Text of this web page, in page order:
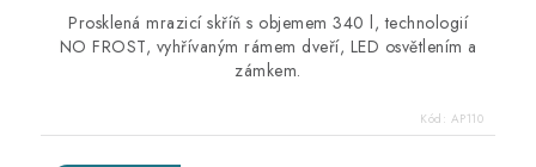
Prosklená mrazicí skříň s objemem 340 l, technologií
NO FROST, vyhřívaným rámem dveří, LED osvětlením a
zámkem.
Kód: AP110